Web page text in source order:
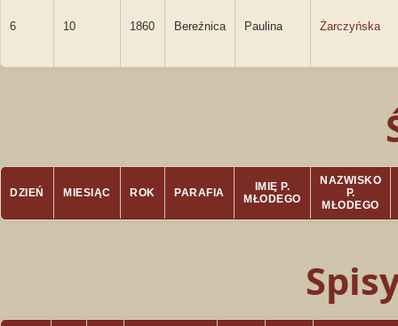
6 10 1860 Bereźnica Paulina Żarczyńska
DZIEŃ MIESIĄC ROK PARAFIA
IMIĘ P.
MŁODEGO
NAZWISKO
P.
MŁODEGO